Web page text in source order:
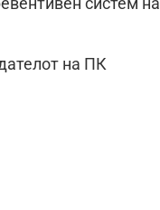
систем на
на ПК